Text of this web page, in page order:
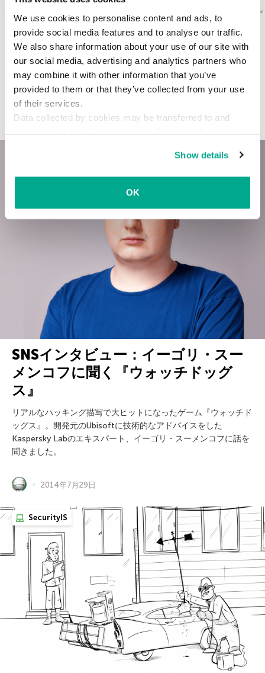
We use cookies to personalise content and ads, to
provide social media features and to analyse our traffic.
We also share information about your use of our site with
our social media, advertising and analytics partners who
may combine it with other information that you’ve
provided to them or that they’ve collected from your use
of their services.
Data collected by cookies may be transferred to and
processed in the European Union. Detailed information
Show details
OK
サイバー世界 サバイバルガイド：購
入とアップデート
『サイバー世界 サバイバルガイド』の全容は、こちらから：
http://blog.kaspersky.co.jp/tag/securityIS
2014年8月1日
SNSインタビュー：イーゴリ・スー
メンコフに聞く『ウォッチドッグ
ス』
リアルなハッキング描写で大ヒットになったゲーム『ウォッチド
ッグス』。開発元のUbisoftに技術的なアドバイスをした
Kaspersky Labのエキスパート、イーゴリ・スーメンコフに話を
聞きました。
2014年7月29日
SecurityIS